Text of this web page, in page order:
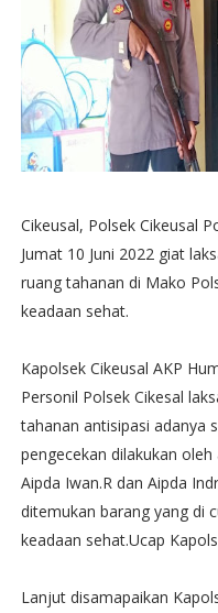
Cikeusal, Polsek Cikeusal
Jumat 10 Juni 2022 giat
ruang tahanan di Mako
keadaan sehat.
Kapolsek Cikeusal AKP
Personil Polsek Cikesal
tahanan antisipasi adanya
pengecekan dilakukan
Aipda Iwan.R dan Aipda
ditemukan barang yang di
keadaan sehat.Ucap
Lanjut disamapaikan